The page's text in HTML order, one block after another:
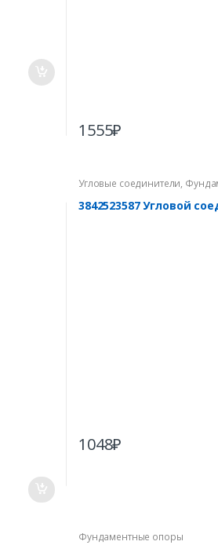
1555₽
Угловые соединители,
3842523587 Угловой
1048₽
Фундаментные опоры